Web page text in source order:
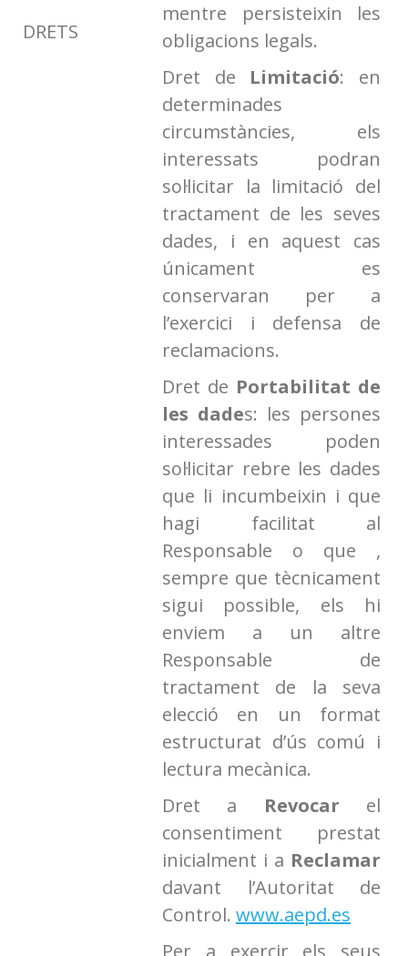
DRETS
mentre persisteixin les
obligacions legals.
Dret de Limitació: en
determinades
circumstàncies, els
interessats podran
sol·licitar la limitació del
tractament de les seves
dades, i en aquest cas
únicament es
conservaran per a
l’exercici i defensa de
reclamacions.
Dret de Portabilitat de
les dades: les persones
interessades poden
sol·licitar rebre les dades
que li incumbeixin i que
hagi facilitat al
Responsable o que ,
sempre que tècnicament
sigui possible, els hi
enviem a un altre
Responsable de
tractament de la seva
elecció en un format
estructurat d’ús comú i
lectura mecànica.
Dret a Revocar el
consentiment prestat
inicialment i a Reclamar
davant l’Autoritat de
Control. www.aepd.es
Per a exercir els seus